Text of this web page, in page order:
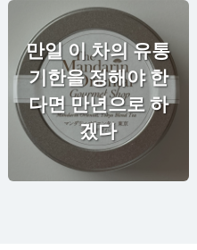
만일 이 차의 유통
기한을 정해야 한
다면 만년으로 하
겠다